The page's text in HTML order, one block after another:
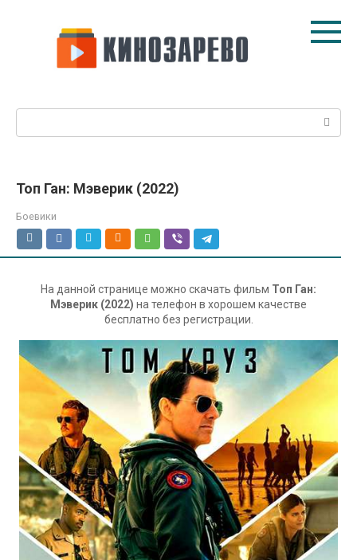
Топ Ган: Мэверик (2022)
Боевики
На данной странице можно скачать фильм Топ Ган:
Мэверик (2022) на телефон в хорошем качестве
бесплатно без регистрации.